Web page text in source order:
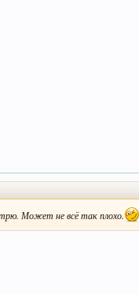
Может не всё так плохо.